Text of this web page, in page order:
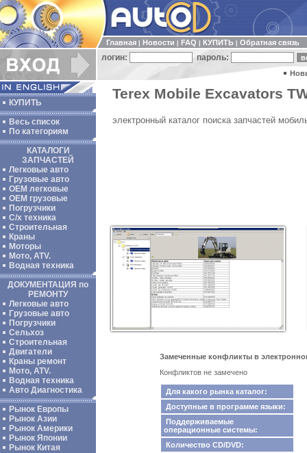
Главная Новости FAQ КУПИТЬ Обратная связь
логин: пароль:
КУПИТЬ
Весь список
По категориям
КАТАЛОГИ
ЗАПЧАСТЕЙ
Легковые авто
Грузовые авто
ОЕМ легковые
OEM грузовые
Погрузчики
С/х техника
Строительная
Краны
Моторы
Мото, ATV.
Водная техника
ДОКУМЕНТАЦИЯ по
РЕМОНТУ
Легковые авто
Грузовые авто
Погрузчики
Сельхоз
Строительная
Двигатели
Краны ремонт
Мото, ATV.
Водная техника
Авто Диагностика
Рынок Европы
Рынок Азии
Рынок Америки
Рынок Японии
Рынок Китая
Terex Mobile Excavators
электронный каталог поиска запчастей
Замеченные конфликты в
Конфликтов не замечено
Для какого рынка каталог:
Доступные в программе языки:
Поддерживаемые
операционные системы:
Количество CD/DVD: